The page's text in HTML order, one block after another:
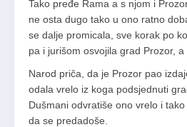
Tako pređe Rama a s njom i
ne osta dugo tako u ono ratno
se dalje promicala, sve korak po
pa i jurišom osvojila grad Prozor, a
Narod priča, da je Prozor pao
odala vrelo iz koga podsjednuti
Dušmani odvratiše ono vrelo i
da se predadoše.